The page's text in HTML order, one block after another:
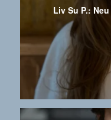
Liv Su P.: